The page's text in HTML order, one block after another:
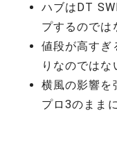
ハブはDT
プするのでは
値段が高すぎ
りなのではな
横風の影響を
プロ3のまま